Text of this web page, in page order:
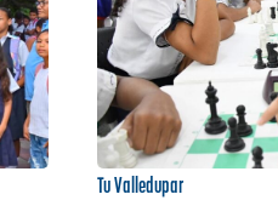
Tu Valledupar